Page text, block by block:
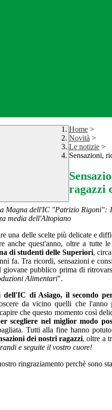
Home >
Novità >
Le notizie >
Sensazioni,
ragazzi
Magna dell'IC "Patrizio
media dell'Altopiano
una delle scelte più delicate e
quest'anno, oltre a tutte
di studenti delle Superiori,
fa. Tra ricordi, sensazioni e
pubblico prima di
Alimentari".
di Asiago, il secondo
da vicino quelli che l'anno
che questo momento così
scegliere nel miglior modo
Tutti alla fine hanno
dei nostri ragazzi, oltre a
e seguite il vostro cuore!
ringraziamento perchè sono